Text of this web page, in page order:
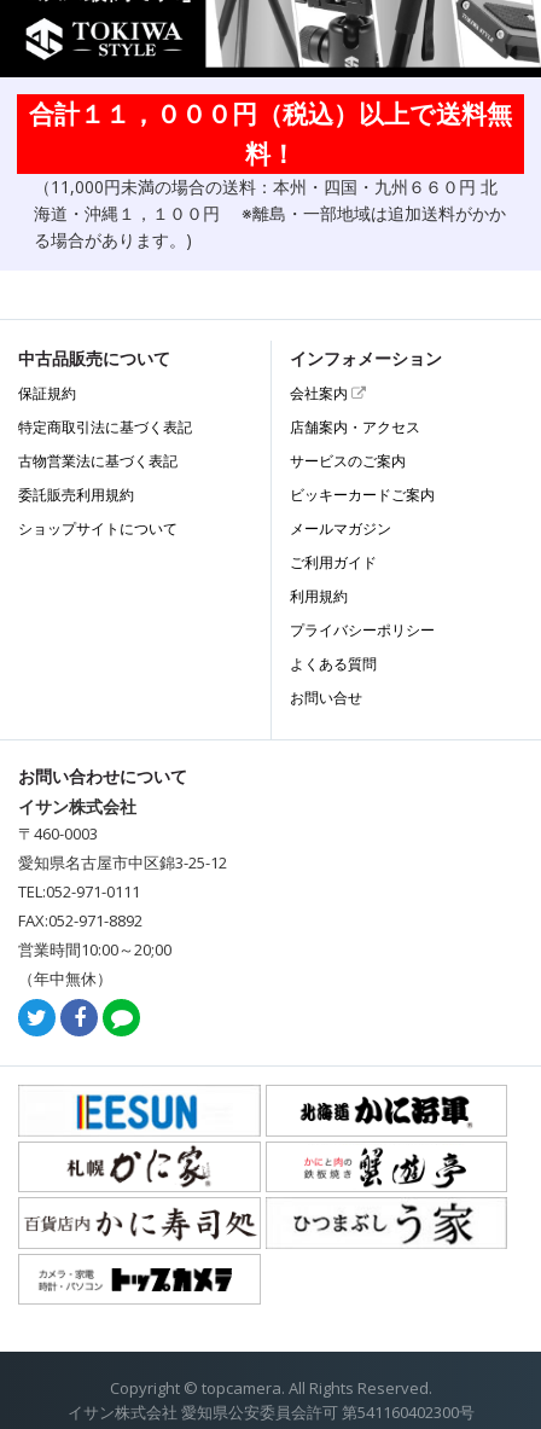
合計１１，０００円（税込）以上で送料無
料！
（11,000円未満の場合の送料：本州・四国・九州６６０円 北
海道・沖縄１，１００円 ※離島・一部地域は追加送料がかか
る場合があります。)
中古品販売について
保証規約
特定商取引法に基づく表記
古物営業法に基づく表記
委託販売利用規約
ショップサイトについて
インフォメーション
会社案内
店舗案内・アクセス
サービスのご案内
ビッキーカードご案内
メールマガジン
ご利用ガイド
利用規約
プライバシーポリシー
よくある質問
お問い合せ
お問い合わせについて
イサン株式会社
〒460-0003
愛知県名古屋市中区錦3-25-12
TEL:052-971-0111
FAX:052-971-8892
営業時間10:00～20;00
（年中無休）
Copyright © topcamera. All Rights Reserved.
イサン株式会社 愛知県公安委員会許可 第541160402300号